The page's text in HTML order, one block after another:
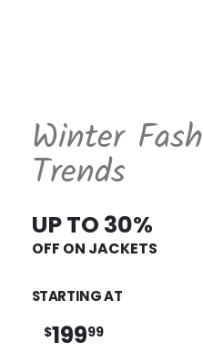
Winter
Trends
UP TO 30%
OFF ON JACKETS
STARTING AT
$19999